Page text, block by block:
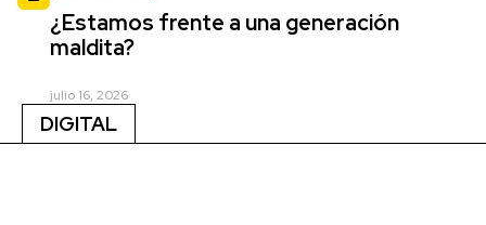
¿Estamos frente a una generación
maldita?
julio 16, 2026
DIGITAL